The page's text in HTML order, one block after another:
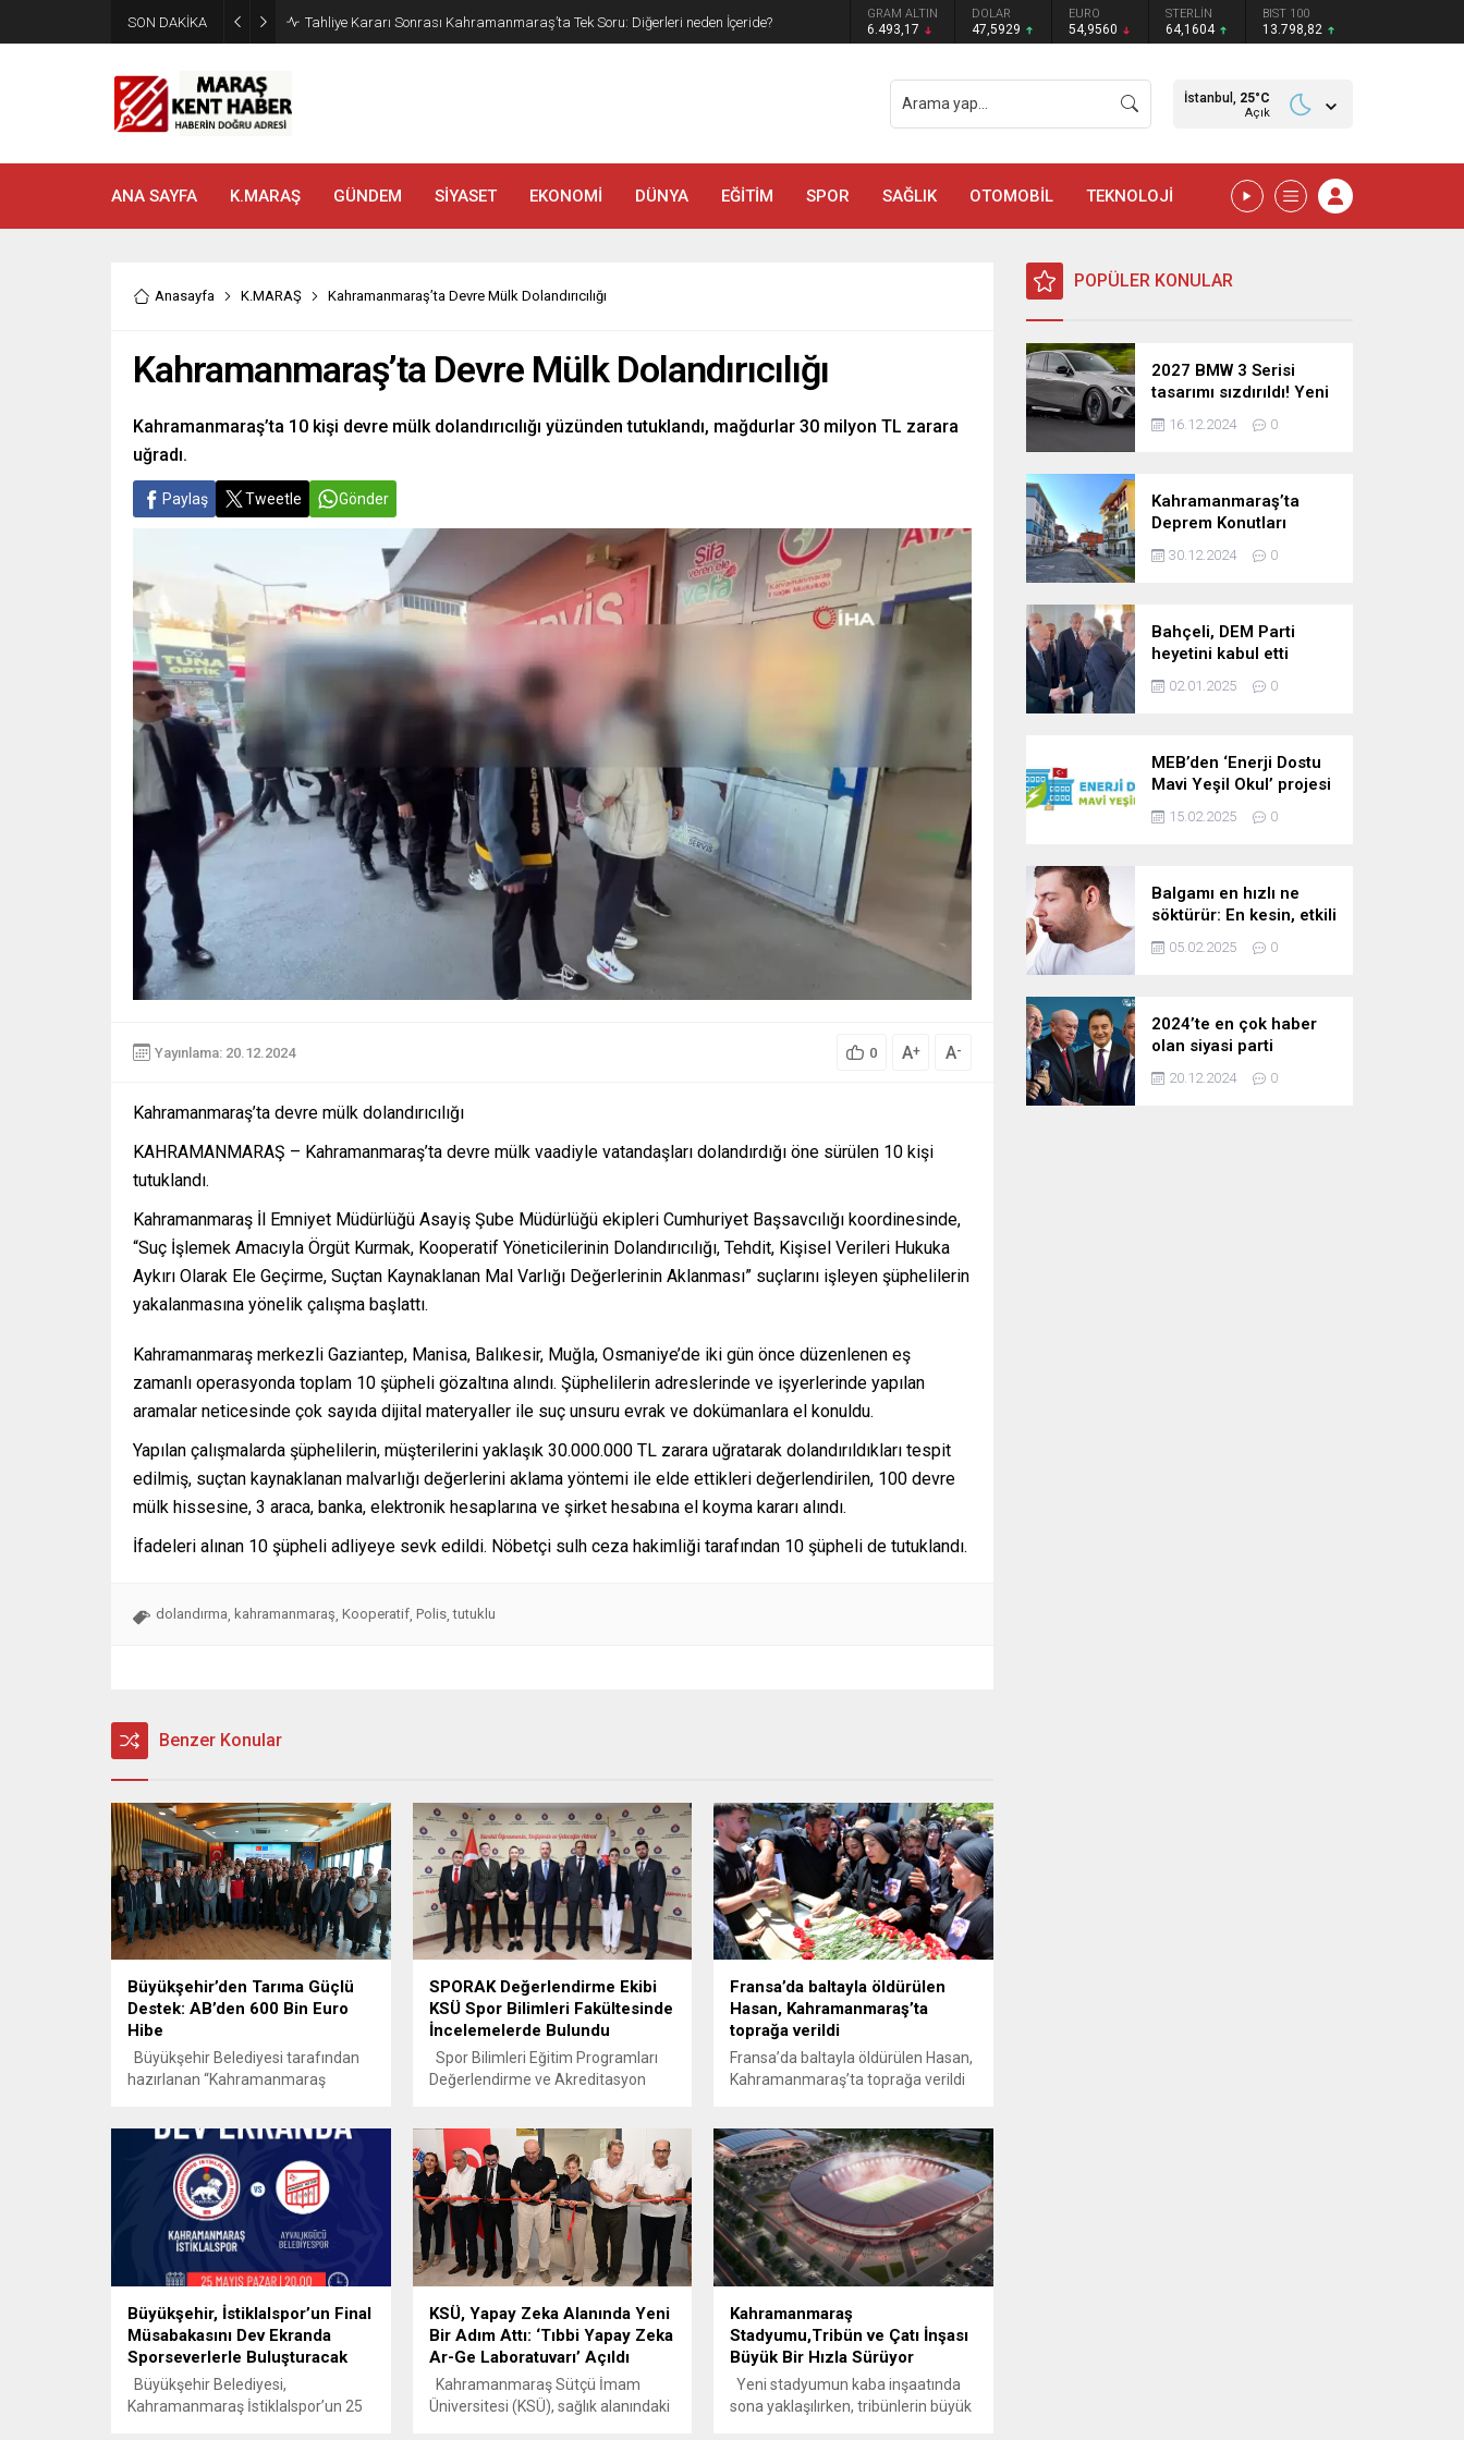
SON DAKİKA Tahliye Kararı Sonrası Kahramanmaraş’ta Tek Soru: Diğerleri neden İçeride? GRAM ALTIN
6.493,17
DOLAR
47,5929
EURO
54,9560
STERLİN
64,1604
BIST 100
13.798,82
İstanbul, 25°C
Açık
ANA SAYFA K.MARAŞ GÜNDEM SİYASET EKONOMİ DÜNYA EĞİTİM SPOR SAĞLIK OTOMOBİL TEKNOLOJİ
Anasayfa K.MARAŞ Kahramanmaraş’ta Devre Mülk Dolandırıcılığı
Kahramanmaraş’ta Devre Mülk Dolandırıcılığı
Kahramanmaraş’ta 10 kişi devre mülk dolandırıcılığı yüzünden tutuklandı, mağdurlar 30 milyon TL zarara
uğradı.
Paylaş Tweetle Gönder
Yayınlama: 20.12.2024 0 A+ A-
Kahramanmaraş’ta devre mülk dolandırıcılığı
KAHRAMANMARAŞ – Kahramanmaraş’ta devre mülk vaadiyle vatandaşları dolandırdığı öne sürülen 10 kişi
tutuklandı.
Kahramanmaraş İl Emniyet Müdürlüğü Asayiş Şube Müdürlüğü ekipleri Cumhuriyet Başsavcılığı koordinesinde,
“Suç İşlemek Amacıyla Örgüt Kurmak, Kooperatif Yöneticilerinin Dolandırıcılığı, Tehdit, Kişisel Verileri Hukuka
Aykırı Olarak Ele Geçirme, Suçtan Kaynaklanan Mal Varlığı Değerlerinin Aklanması” suçlarını işleyen şüphelilerin
yakalanmasına yönelik çalışma başlattı.
Kahramanmaraş merkezli Gaziantep, Manisa, Balıkesir, Muğla, Osmaniye’de iki gün önce düzenlenen eş
zamanlı operasyonda toplam 10 şüpheli gözaltına alındı. Şüphelilerin adreslerinde ve işyerlerinde yapılan
aramalar neticesinde çok sayıda dijital materyaller ile suç unsuru evrak ve dokümanlara el konuldu.
Yapılan çalışmalarda şüphelilerin, müşterilerini yaklaşık 30.000.000 TL zarara uğratarak dolandırıldıkları tespit
edilmiş, suçtan kaynaklanan malvarlığı değerlerini aklama yöntemi ile elde ettikleri değerlendirilen, 100 devre
mülk hissesine, 3 araca, banka, elektronik hesaplarına ve şirket hesabına el koyma kararı alındı.
İfadeleri alınan 10 şüpheli adliyeye sevk edildi. Nöbetçi sulh ceza hakimliği tarafından 10 şüpheli de tutuklandı.
dolandırma, kahramanmaraş, Kooperatif, Polis,tutuklu
Benzer Konular
Büyükşehir’den Tarıma Güçlü
Destek: AB’den 600 Bin Euro
Hibe
Büyükşehir Belediyesi tarafından
hazırlanan “Kahramanmaraş
Artırılması” projesi kapsamında
paydaş kurumların katılımıyla
istişare ve değerlendirme toplantısı
gerçekleştirildi. Tarımsal üretimi
artıracak ve su kaynaklarının daha
verimli kullanılmasını sağlayacak
projeye ilişkin fikir alışverişinde
Büyükşehir Belediyesi tarafından
şehirde tarımsal üretimi artırmak
ve...
SPORAK Değerlendirme Ekibi
KSÜ Spor Bilimleri Fakültesinde
İncelemelerde Bulundu
Spor Bilimleri Eğitim Programları
Değerlendirme ve Akreditasyon
Üniversitesi (KSÜ) Spor Bilimleri
Fakültesi Beden Eğitimi ve Spor
Bölümünde incelemelerde bulundu.
Değerlendirme sürecinde Doç. Dr.
Zarife Pancar, Dr. Öğr. Üyesi Necdet
Eray Pişkin ve Arş. Gör. Burak Balcı,
bölümün akademik ve idari
Fransa’da baltayla öldürülen
Hasan, Kahramanmaraş’ta
toprağa verildi
Fransa’da baltayla öldürülen Hasan,
Kahramanmaraş’ta toprağa verildi
Büyükşehir, İstiklalspor’un Final
Müsabakasını Dev Ekranda
Sporseverlerle Buluşturacak
Büyükşehir Belediyesi,
Kahramanmaraş İstiklalspor’un 25
KSÜ, Yapay Zeka Alanında Yeni
Bir Adım Attı: ‘Tıbbi Yapay Zeka
Ar-Ge Laboratuvarı’ Açıldı
Kahramanmaraş Sütçü İmam
Üniversitesi (KSÜ), sağlık alanındaki
Kahramanmaraş
Stadyumu,Tribün ve Çatı İnşası
Büyük Bir Hızla Sürüyor
Yeni stadyumun kaba inşaatında
sona yaklaşılırken, tribünlerin büyük
POPÜLER KONULAR
2027 BMW 3 Serisi
tasarımı sızdırıldı! Yeni
nesil sedan’dan
şaşırtıcı yenilikler!
16.12.2024 0
Kahramanmaraş’ta
Deprem Konutları
2025’te Teslim Edilecek
30.12.2024 0
Bahçeli, DEM Parti
heyetini kabul etti
02.01.2025 0
MEB’den ‘Enerji Dostu
Mavi Yeşil Okul’ projesi
15.02.2025 0
Balgamı en hızlı ne
söktürür: En kesin, etkili
ve çabuk balgam
söktürücü kür!
05.02.2025 0
2024’te en çok haber
olan siyasi parti
liderleri! Zirvedeki isim
fark attı
20.12.2024 0